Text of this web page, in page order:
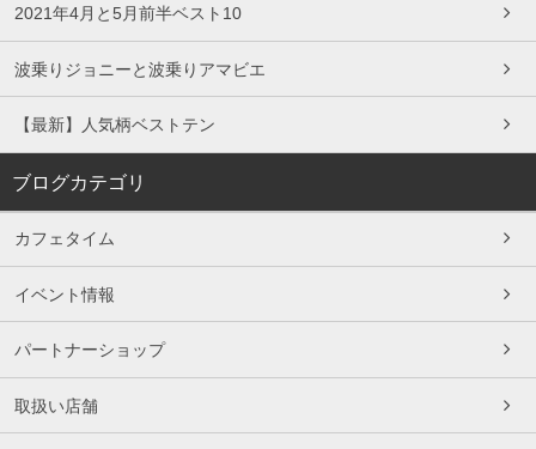
2021年4月と5月前半ベスト10
波乗りジョニーと波乗りアマビエ
【最新】人気柄ベストテン
ブログカテゴリ
カフェタイム
イベント情報
パートナーショップ
取扱い店舗